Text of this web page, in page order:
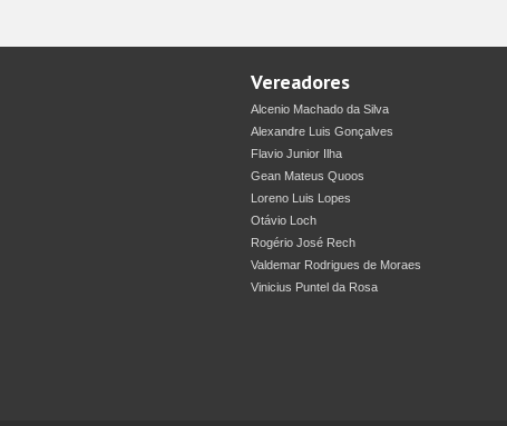
Vereadores
Alcenio Machado da Silva
Alexandre Luis Gonçalves
Flavio Junior Ilha
Gean Mateus Quoos
Loreno Luis Lopes
Otávio Loch
Rogério José Rech
Valdemar Rodrigues de Moraes
Vinicius Puntel da Rosa